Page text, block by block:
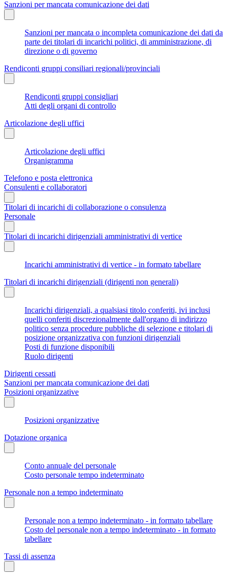
Sanzioni per mancata comunicazione dei dati
Sanzioni per mancata o incompleta comunicazione dei dati da
parte dei titolari di incarichi politici, di amministrazione, di
direzione o di governo
Rendiconti gruppi consiliari regionali/provinciali
Rendiconti gruppi consigliari
Atti degli organi di controllo
Articolazione degli uffici
Articolazione degli uffici
Organigramma
Telefono e posta elettronica
Consulenti e collaboratori
Titolari di incarichi di collaborazione o consulenza
Personale
Titolari di incarichi dirigenziali amministrativi di vertice
Incarichi amministrativi di vertice - in formato tabellare
Titolari di incarichi dirigenziali (dirigenti non generali)
Incarichi dirigenziali, a qualsiasi titolo conferiti, ivi inclusi
quelli conferiti discrezionalmente dall'organo di indirizzo
politico senza procedure pubbliche di selezione e titolari di
posizione organizzativa con funzioni dirigenziali
Posti di funzione disponibili
Ruolo dirigenti
Dirigenti cessati
Sanzioni per mancata comunicazione dei dati
Posizioni organizzative
Posizioni organizzative
Dotazione organica
Conto annuale del personale
Costo personale tempo indeterminato
Personale non a tempo indeterminato
Personale non a tempo indeterminato - in formato tabellare
Costo del personale non a tempo indeterminato - in formato
tabellare
Tassi di assenza